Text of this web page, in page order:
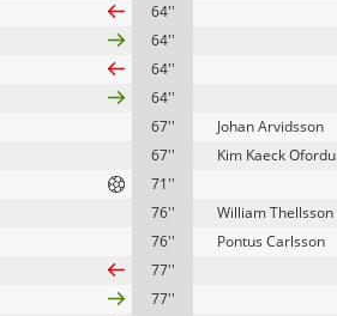
64''
64''
64''
64''
67''
Johan Arvidsson
67''
Kim Kaeck Ofordu
71''
76''
William Thellsson
76''
Pontus Carlsson
77''
77''